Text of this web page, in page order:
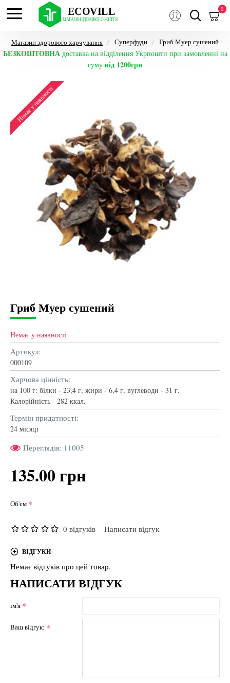
0
Магазин здорового харчування Суперфуди Гриб Муер сушений
БЕЗКОШТОВНАдоставка на відділення Укрпошти при замовленні на
суму від 1200грн
Немає у наявності
Гриб Муер сушений
Немає у наявності
Артикул:
000109
Харчова цінність:
на 100 г: білки - 23,4 г, жири - 6,4 г, вуглеводи - 31 г.
Калорійність - 282 ккал.
Термін придатності:
24 місяці
Переглядів: 11005
0 відгуків - Написати відгук
135.00 грн
Об'єм
ВІДГУКИ
Немає відгуків про цей товар.
НАПИСАТИ ВІДГУК
ім'я
Ваш відгук: